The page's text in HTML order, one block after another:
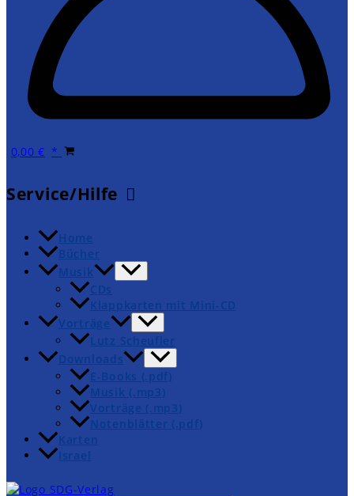
0,00€
Service/Hilfe
Home
Bücher
Musik
CDs
Klappkarten mit Mini-CD
Vorträge
Lutz Scheufler
Downloads
E-Books (.pdf)
Musik (.mp3)
Vorträge (.mp3)
Notenblätter (.pdf)
Karten
Israel